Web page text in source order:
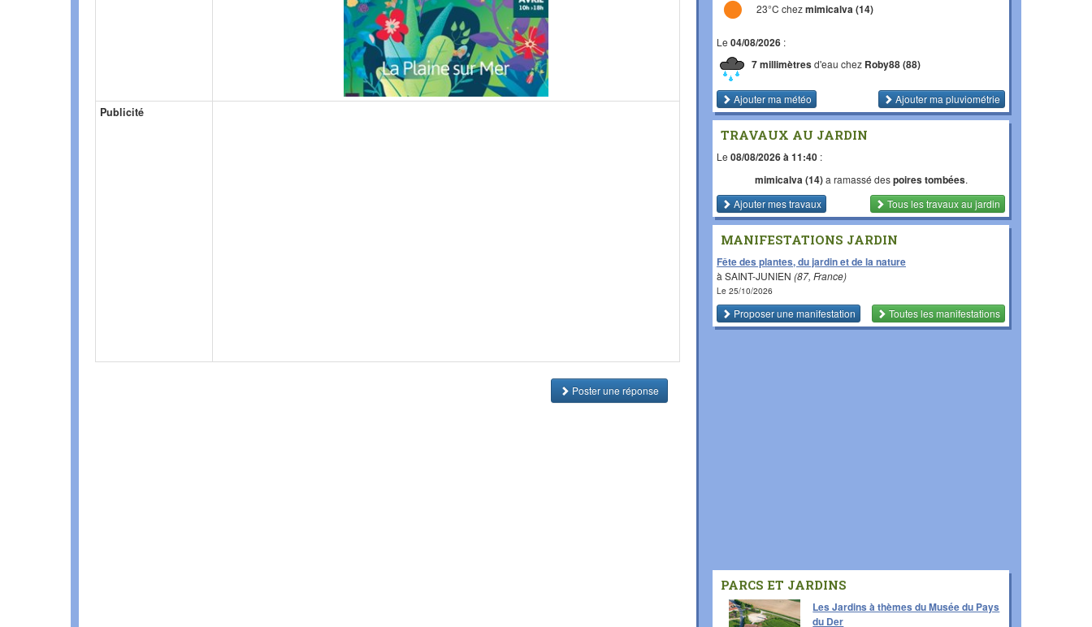
Publicité
Poster une réponse
23°C chezmimicalva (14)
Le 04/08/2026 :
7 millimètresd'eau chez Roby88 (88)
Ajouter ma météo Ajouter ma pluviométrie
TRAVAUX AU JARDIN
Le 08/08/2026 à 11:40 :
mimicalva (14)a ramassé despoires tombées.
Ajouter mes travaux
Tous les travauxau jardin
MANIFESTATIONS JARDIN
Fête des plantes, du jardin et de la nature
à SAINT-JUNIEN (87, France)
Le 25/10/2026
Proposer une manifestation Toutes les manifestations
PARCS ET JARDINS
Les Jardins à thèmes du Musée du Pays
du Der